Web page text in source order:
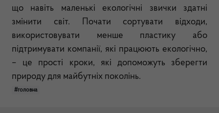
що навіть маленькі екологічні звички здатні
змінити світ. Почати сортувати відходи,
використовувати менше пластику або
підтримувати компанії, які працюють екологічно,
– це прості кроки, які допоможуть зберегти
природу для майбутніх поколінь.
#головна